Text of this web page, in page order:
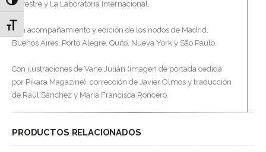
Alternar alto contraste
Alternar tamaño de letra
Silvestre y La Laboratoria Internacional.
Con acompañamiento y edición de los nodos de Madrid,
Buenos Aires, Porto Alegre, Quito, Nueva York y São Paulo.
Con ilustraciones de Vane Julián (imagen de portada cedida
por Pikara Magazine), corrección de Javier Olmos y traducción
de Raúl Sánchez y María Francisca Roncero.
PRODUCTOS RELACIONADOS